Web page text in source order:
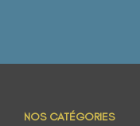
NOS CATÉGORIES